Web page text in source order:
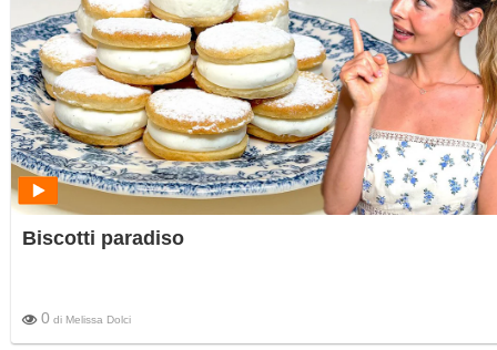
Biscotti paradiso
0 di Melissa Dolci